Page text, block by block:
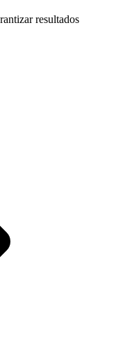
resultados